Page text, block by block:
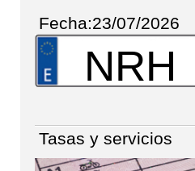
Fecha:23/07/2026
NRH
Tasas y servicios